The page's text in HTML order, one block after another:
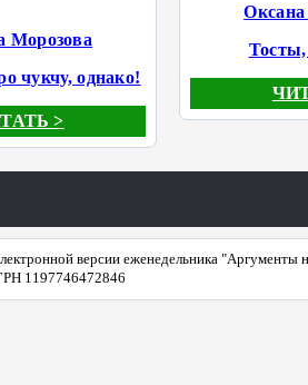
Морозова
чукчу, однако!
>
Тосты,
версии еженедельника
1197746472846